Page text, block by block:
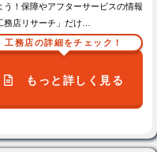
！保障やアフターサービスの情報
務店リサーチ」だけ…
工務店の詳細をチェック！
もっと詳しく見る